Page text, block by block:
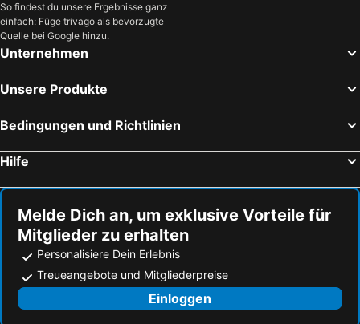
So findest du unsere Ergebnisse ganz
einfach: Füge trivago als bevorzugte
Quelle bei Google hinzu.
Unternehmen
Unsere Produkte
Bedingungen und Richtlinien
Hilfe
Melde Dich an, um exklusive Vorteile für
Mitglieder zu erhalten
Personalisiere Dein Erlebnis
Treueangebote und Mitgliederpreise
Einloggen